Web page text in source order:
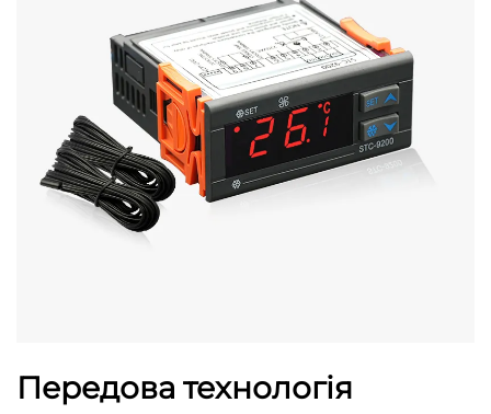
Передова технологія